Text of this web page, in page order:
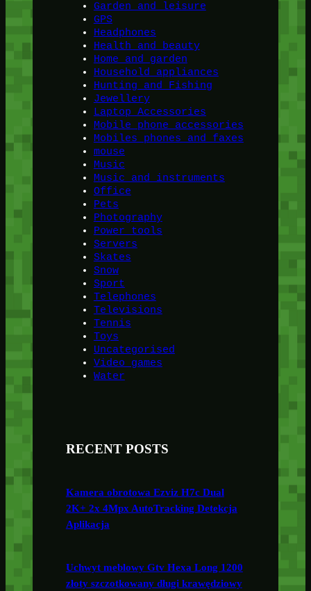
Garden and leisure
GPS
Headphones
Health and beauty
Home and garden
Household appliances
Hunting and Fishing
Jewellery
Laptop Accessories
Mobile phone accessories
Mobiles phones and faxes
mouse
Music
Music and instruments
Office
Pets
Photography
Power tools
Servers
Skates
Snow
Sport
Telephones
Televisions
Tennis
Toys
Uncategorised
Video games
Water
RECENT POSTS
Kamera obrotowa Ezviz H7c Dual
2K+ 2x 4Mpx AutoTracking Detekcja
Aplikacja
Uchwyt meblowy Gtv Hexa Long 1200
złoty szczotkowany długi krawędziowy